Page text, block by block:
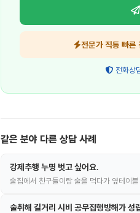
전문가 직통 빠른
전화상
같은 분야 다른 상담 사례
강제추행 누명 벗고 싶어요.
술집에서 친구들이랑 술을 먹다가 옆테이
술취해 길거리 시비 공무집행방해가 성